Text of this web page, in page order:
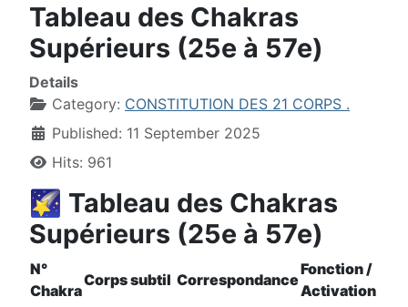
Tableau des Chakras
Supérieurs (25e à 57e)
Details
Category: CONSTITUTION DES 21 CORPS .
Published: 11 September 2025
Hits: 961
🌠 Tableau des Chakras
Supérieurs (25e à 57e)
N°
Chakra
Corps subtil Correspondance
Fonction /
Activation